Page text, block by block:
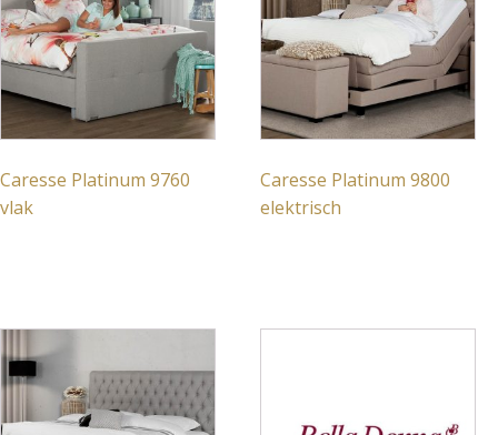
Caresse Platinum 9760
vlak
Caresse Platinum 9800
elektrisch